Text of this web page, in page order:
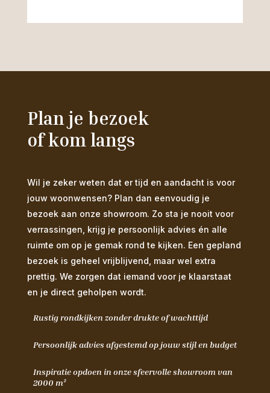
Plan je bezoek
of kom langs
Wil je zeker weten dat er tijd en aandacht is voor
jouw woonwensen? Plan dan eenvoudig je
bezoek aan onze showroom. Zo sta je nooit voor
verrassingen, krijg je persoonlijk advies én alle
ruimte om op je gemak rond te kijken. Een gepland
bezoek is geheel vrijblijvend, maar wel extra
prettig. We zorgen dat iemand voor je klaarstaat
en je direct geholpen wordt.
Rustig rondkijken zonder drukte of wachttijd
Persoonlijk advies afgestemd op jouw stijl en budget
Inspiratie opdoen in onze sfeervolle showroom van
2000 m²